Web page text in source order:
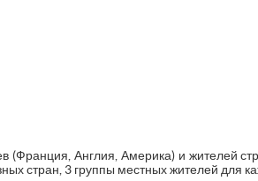
(Франция, Англия, Америка) и жителей
стран, 3 группы местных жителей для